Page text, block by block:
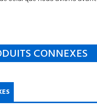
CONNEXES